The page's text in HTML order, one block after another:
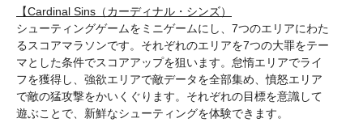
【Cardinal Sins（カーディナル・シンズ）
シューティングゲームをミニゲームにし、7つのエリアにわた
るスコアマラソンです。それぞれのエリアを7つの大罪をテー
マとした条件でスコアアップを狙います。怠惰エリアでライ
フを獲得し、強欲エリアで敵データを全部集め、憤怒エリア
で敵の猛攻撃をかいくぐります。それぞれの目標を意識して
遊ぶことで、新鮮なシューティングを体験できます。